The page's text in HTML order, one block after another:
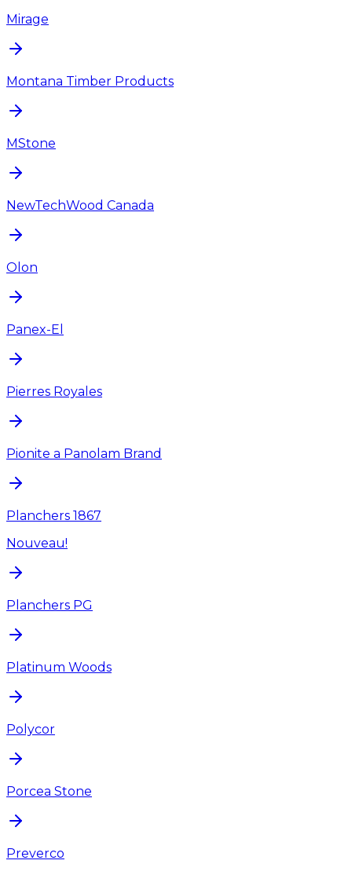
Mirage
Montana Timber Products
MStone
NewTechWood Canada
Olon
Panex-El
Pierres Royales
Pionite a Panolam Brand
Planchers 1867
Nouveau!
Planchers PG
Platinum Woods
Polycor
Porcea Stone
Preverco